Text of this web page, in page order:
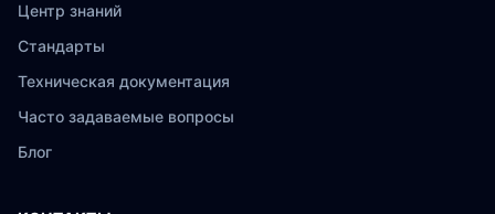
Центр знаний
Стандарты
Техническая документация
Часто задаваемые вопросы
Блог